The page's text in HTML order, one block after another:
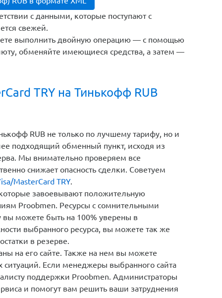
с данными, которые поступают с
свежей.
выполнить двойную операцию — с помощью
обменяйте имеющиеся средства, а затем —
TRY на Тинькофф RUB
RUB не только по лучшему тарифу, но и
подходящий обменный пункт, исходя из
Мы внимательно проверяем все
снижает опасность сделки. Советуем
MasterCard TRY.
завоевывают положительную
Proobmen. Ресурсы с сомнительными
вы можете быть на 100% уверены в
выбранного ресурса, вы можете так же
в резерве.
на его сайте. Также на нем вы можете
ситуаций. Если менеджеры выбранного сайта
поддержки Proobmen. Администраторы
и помогут вам решить ваши затруднения